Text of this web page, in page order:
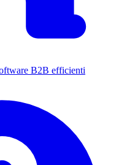
B2B efficienti